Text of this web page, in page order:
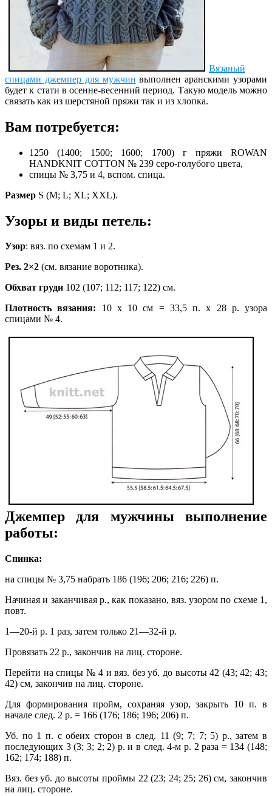
Вязаный
спицами джемпер для мужчин выполнен аранскими узорами
будет к стати в осенне-весенний период. Такую модель можно
связать как из шерстяной пряжи так и из хлопка.
Вам потребуется:
1250 (1400; 1500; 1600; 1700) г пряжи ROWAN
HANDKNIT COTTON № 239 серо-голубого цвета,
спицы № 3,75 и 4, вспом. спица.
Размер S (М; L; XL; XXL).
Узоры и виды петель:
Узор: вяз. по схемам 1 и 2.
Рез. 2×2 (см. вязание воротника).
Обхват груди 102 (107; 112; 117; 122) см.
Плотность вязания:
10 х 10 см = 33,5 п. х 28 р. узора
спицами № 4.
Джемпер для мужчины выполнение
работы:
Спинка:
на спицы № 3,75 набрать 186 (196; 206; 216; 226) п.
Начиная и заканчивая р., как показано, вяз. узором по схеме 1,
повт.
1—20-й р. 1 раз, затем только 21—32-й р.
Провязать 22 р., закончив на лиц. стороне.
Перейти на спицы № 4 и вяз. без уб. до высоты 42 (43; 42; 43;
42) см, закончив на лиц. стороне.
Для формирования пройм, сохраняя узор, закрыть 10 п. в
начале след. 2 р. = 166 (176; 186; 196; 206) п.
Уб. по 1 п. с обеих сторон в след. 11 (9; 7; 7; 5) р., затем в
последующих 3 (3; 3; 2; 2) р. и в след. 4-м р. 2 раза = 134 (148;
162; 174; 188) п.
Вяз. без уб. до высоты проймы 22 (23; 24; 25; 26) см, закончив
на лиц. стороне.